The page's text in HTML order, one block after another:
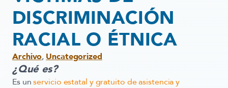
DISCRIMINACIÓN
RACIAL O ÉTNICA
Archivo, Uncategorized
¿Qué es?
Es unservicio estatal y gratuito de asistencia y